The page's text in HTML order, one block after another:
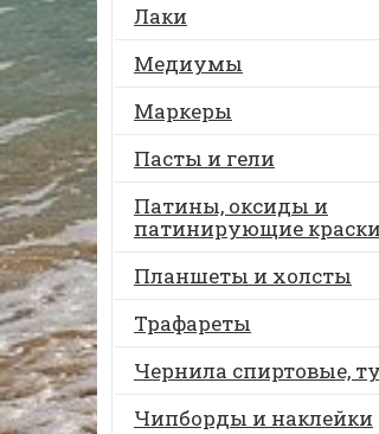
Лаки
Медиумы
Маркеры
Пасты и гели
Патины, оксиды и
патинирующие краски
Планшеты и холсты
Трафареты
Чернила спиртовые,
Чипборды и наклейки